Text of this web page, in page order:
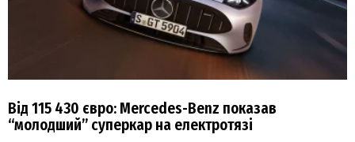
Від 115 430 євро: Mercedes-Benz показав
“молодший” суперкар на електротязі